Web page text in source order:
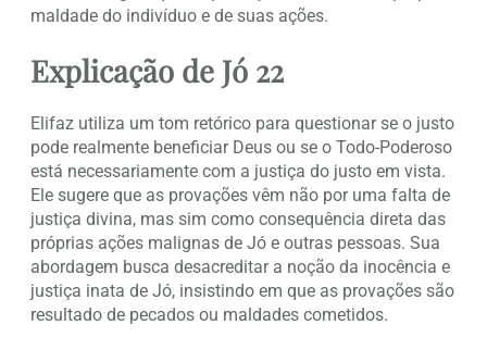
maldade do indivíduo e de suas ações.
Explicação de Jó 22
Elifaz utiliza um tom retórico para questionar se o justo
pode realmente beneficiar Deus ou se o Todo-Poderoso
está necessariamente com a justiça do justo em vista.
Ele sugere que as provações vêm não por uma falta de
justiça divina, mas sim como consequência direta das
próprias ações malignas de Jó e outras pessoas. Sua
abordagem busca desacreditar a noção da inocência e
justiça inata de Jó, insistindo em que as provações são
resultado de pecados ou maldades cometidos.